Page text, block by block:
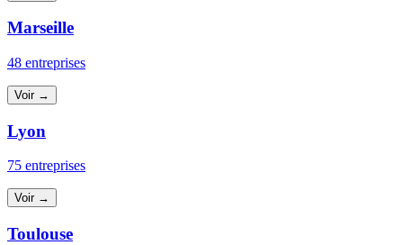
Marseille
48 entreprises
Voir →
Lyon
75 entreprises
Voir →
Toulouse